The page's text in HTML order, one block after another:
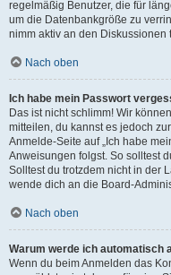
regelmäßig Benutzer, die für
um die Datenbankgröße zu
nimm aktiv an den Diskussionen
Nach oben
Ich habe mein Passwort
Das ist nicht schlimm! Wir
mitteilen, du kannst es jedoch
Anmelde-Seite auf „Ich habe
Anweisungen folgst. So solltest
Solltest du trotzdem nicht in der
wende dich an die Board-
Nach oben
Warum werde ich automatisch
Wenn du beim Anmelden das